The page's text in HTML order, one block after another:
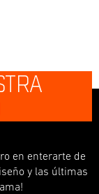
en enterarte de
y las últimas